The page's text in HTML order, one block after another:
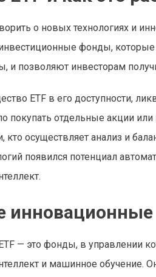
о новых технологиях и
фонды, которые
и позволяют инвесторам
ETF в его доступности,
отдельные акции или
кто осуществляет анализ и
появился потенциал
— это фонды, в управлении
и машинное обучение.